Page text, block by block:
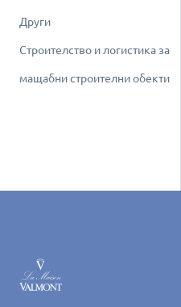
Други
Строителство и логистика за
мащабни строителни обекти